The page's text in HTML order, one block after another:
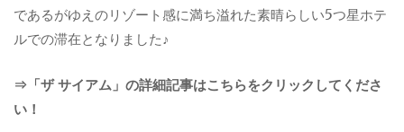
であるがゆえのリゾート感に満ち溢れた素晴らしい5つ星ホテ
ルでの滞在となりました♪
⇒「ザ サイアム」の詳細記事はこちらをクリックしてくださ
い！